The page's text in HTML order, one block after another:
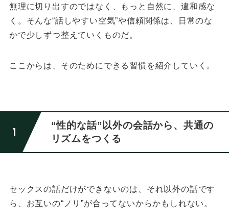
無理に切り出すのではなく、もっと自然に、違和感な
く。 そんな“話しやすい空気”や信頼関係は、日常のな
かで少しずつ整えていくものだ。
ここからは、そのためにできる習慣を紹介していく。
“性的な話”以外の会話から、共通の
リズムをつくる
セックスの話だけができないのは、 それ以外の話です
ら、お互いの“ノリ”が合ってないからかもしれない。